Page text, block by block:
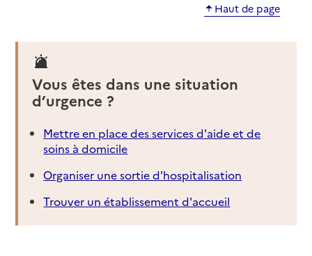
Haut de page
Vous êtes dans une situation
d’urgence ?
Mettre en place des services d'aide et de
soins à domicile
Organiser une sortie d'hospitalisation
Trouver un établissement d'accueil